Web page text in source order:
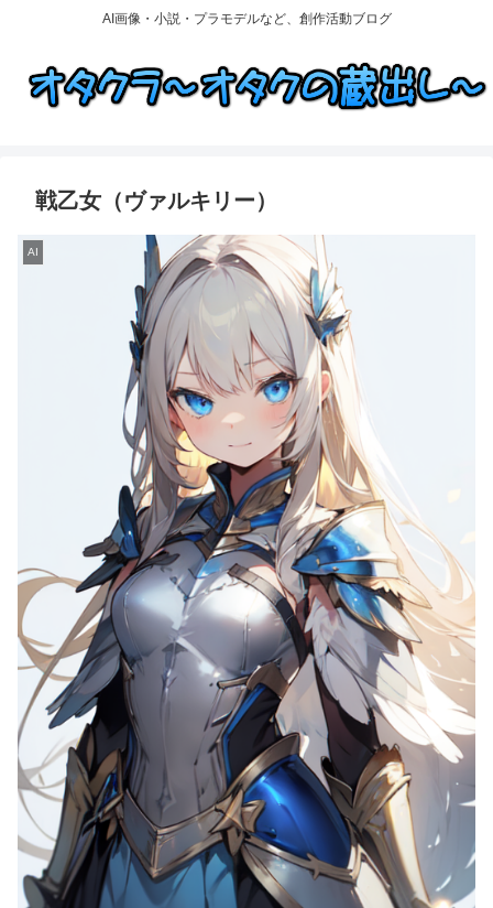
AI画像・小説・プラモデルなど、創作活動ブログ
戦乙女（ヴァルキリー）
AI